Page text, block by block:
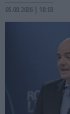
05.08.2026 | 18:03